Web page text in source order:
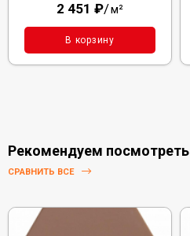
2 451 ₽/м²
В корзину
Рекомендуем посмотреть
СРАВНИТЬ ВСЕ